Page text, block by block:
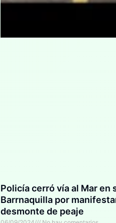
Policía cerró vía al Mar en
Barrnaquilla por
desmonte de peaje